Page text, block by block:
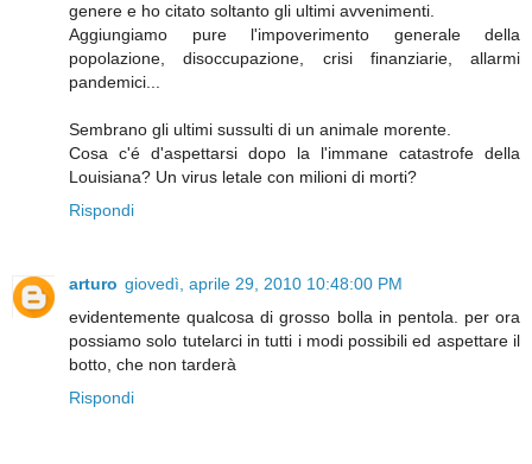
genere e ho citato soltanto gli ultimi avvenimenti.
Aggiungiamo pure l'impoverimento generale della
popolazione, disoccupazione, crisi finanziarie, allarmi
pandemici...
Sembrano gli ultimi sussulti di un animale morente.
Cosa c'é d'aspettarsi dopo la l'immane catastrofe della
Louisiana? Un virus letale con milioni di morti?
Rispondi
arturo giovedì, aprile 29, 2010 10:48:00 PM
evidentemente qualcosa di grosso bolla in pentola. per ora
possiamo solo tutelarci in tutti i modi possibili ed aspettare il
botto, che non tarderà
Rispondi